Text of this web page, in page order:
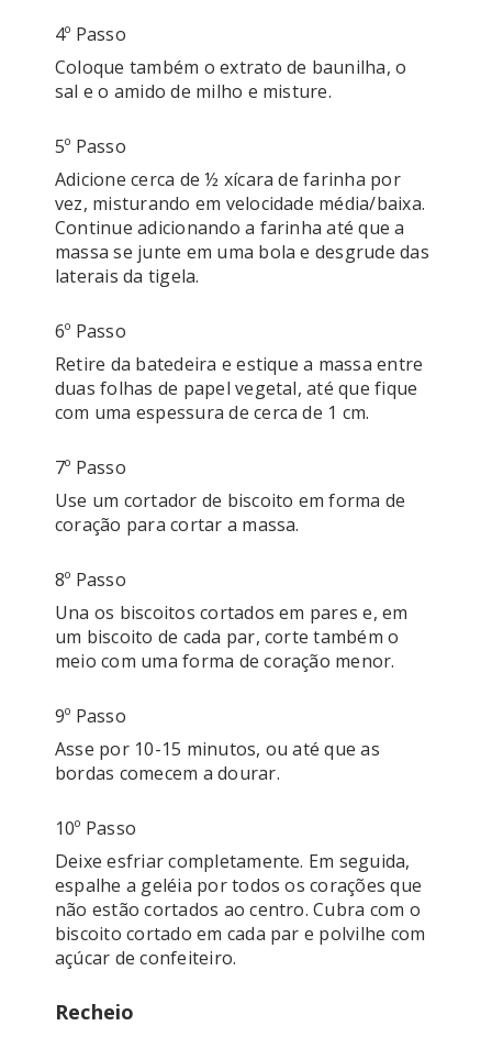
4º Passo
Coloque também o extrato de baunilha, o
5º Passo
Adicione cerca de ½ xícara de farinha por
vez, misturando em velocidade média/baixa.
Continue adicionando a farinha até que a
massa se junte em uma bola e desgrude das
6º Passo
Retire da batedeira e estique a massa entre
duas folhas de papel vegetal, até que fique
7º Passo
Use um cortador de biscoito em forma de
8º Passo
Una os biscoitos cortados em pares e, em
um biscoito de cada par, corte também o
9º Passo
Asse por 10-15 minutos, ou até que as
10º Passo
Deixe esfriar completamente. Em seguida,
espalhe a geléia por todos os corações que
não estão cortados ao centro. Cubra com o
biscoito cortado em cada par e polvilhe com
Recheio